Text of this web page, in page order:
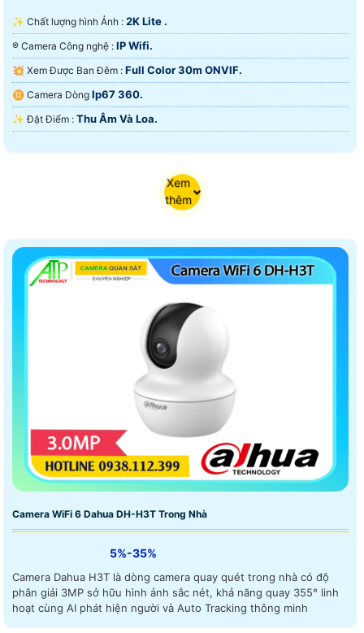
✨ Chất lượng hình Ảnh : 2K Lite .
®️ Camera Công nghệ : IP Wifi.
💥 Xem Được Ban Đêm : Full Color 30m ONVIF.
♊ Camera Dòng Ip67 360.
️✨ Đặt Điểm : Thu Âm Và Loa.
Xem
thêm
Camera WiFi 6 Dahua DH-H3T Trong Nhà
5%-35%
Camera Dahua H3T là dòng camera quay quét trong nhà có độ
phân giải 3MP sở hữu hình ảnh sắc nét, khả năng quay 355° linh
hoạt cùng AI phát hiện người và Auto Tracking thông minh